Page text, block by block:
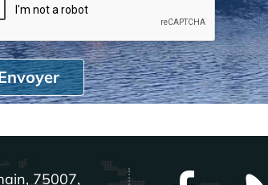
75007,